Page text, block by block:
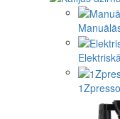
1Zpresso